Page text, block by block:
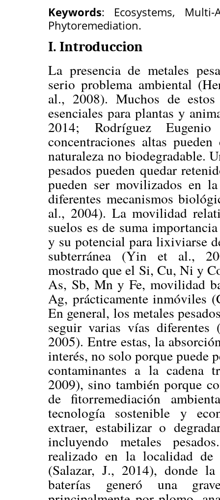
Keywords: Ecosystems, Multi-
Phytoremediation.
I. Introduccion
La presencia de metales
serio problema ambiental
al., 2008). Muchos de
esenciales para plantas y
2014; Rodríguez
concentraciones altas
naturaleza no biodegradable.
pesados pueden quedar
pueden ser movilizados en
diferentes mecanismos
al., 2004). La movilidad
suelos es de suma
y su potencial para lixiviarse
subterránea (Yin et al.,
mostrado que el Si, Cu, Ni y
As, Sb, Mn y Fe, movilidad
Ag, prácticamente inmóviles
En general, los metales
seguir varias vías
2005). Entre estas, la
interés, no solo porque puede
contaminantes a la cadena
2009), sino también porque
de fitorremediación
tecnología sostenible y
extraer, estabilizar o
incluyendo metales
realizado en la localidad de
(Salazar, J., 2014), donde
baterías generó una